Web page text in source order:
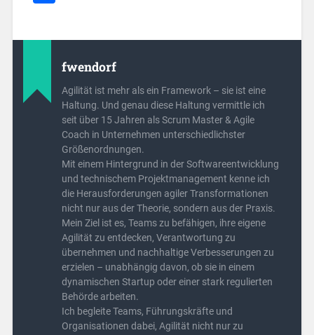
fwendorf
Agilität ist mehr als ein Framework – sie ist eine
Haltung. Und genau diese Haltung vermittle ich
seit über 15 Jahren als Scrum Master & Agile
Coach in Unternehmen unterschiedlichster
Größenordnungen.
Mit einem Hintergrund in der Softwareentwicklung
und technischem Projektmanagement kenne ich
die Herausforderungen agiler Transformationen
nicht nur aus der Theorie, sondern aus der Praxis.
Mein Ziel ist es, Teams zu befähigen, ihre eigene
Agilität zu entdecken, Verantwortung zu
übernehmen und nachhaltige Verbesserungen zu
erzielen – unabhängig davon, ob sie in einem
dynamischen Startup oder einer stark regulierten
Behörde arbeiten.
Ich begleite Teams, Führungskräfte und
Organisationen dabei, Agilität nicht nur zu